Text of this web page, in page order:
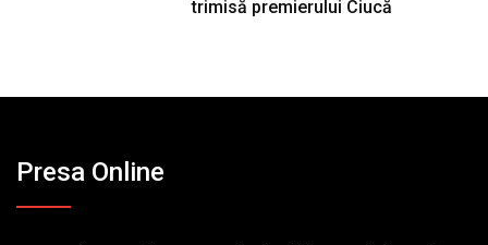
trimisă premierului Ciucă
Presa Online